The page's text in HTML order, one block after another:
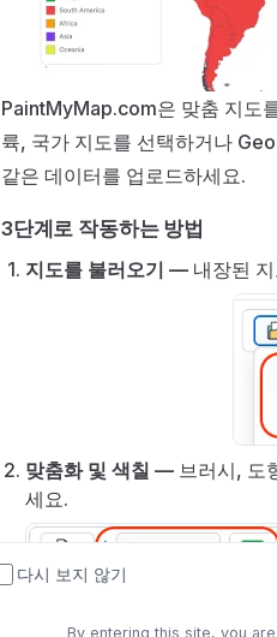
PaintMyMap.com은 맞춤 지도
륙, 국가 지도를 선택하거나
같은 데이터를 업로드하세요.
3단계로 작동하는 방법
지도를 불러오기 — 내장된
맞춤화 및 색칠 — 브러시, 도
세요.
다시 보지 않기
By entering this site, you